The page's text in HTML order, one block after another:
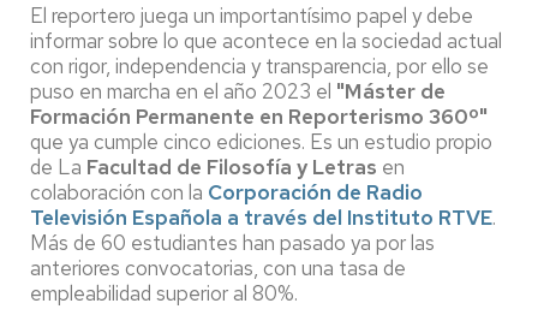
El reportero juega un importantísimo papel y debe
informar sobre lo que acontece en la sociedad actual
con rigor, independencia y transparencia, por ello se
puso en marcha en el año 2023 el "Máster de
Formación Permanente en Reporterismo 360º"
que ya cumple cinco ediciones. Es un estudio propio
de La Facultad de Filosofía y Letras en
colaboración con la Corporación de Radio
Televisión Española a través del Instituto RTVE.
Más de 60 estudiantes han pasado ya por las
anteriores convocatorias, con una tasa de
empleabilidad superior al 80%.